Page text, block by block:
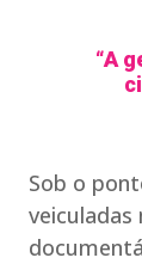
“A
Sob o
veiculadas